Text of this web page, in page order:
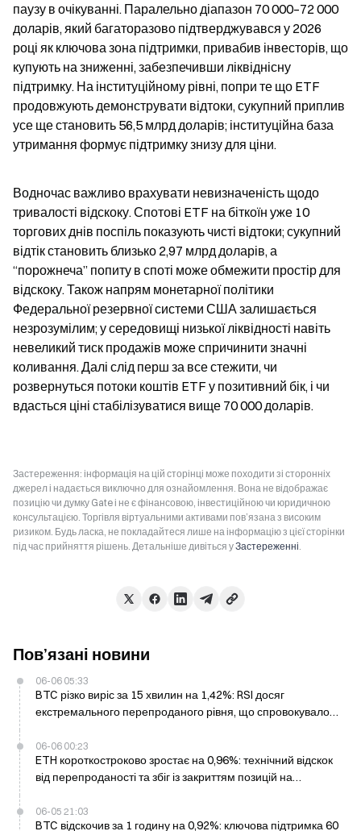
паузу в очікуванні. Паралельно діапазон 70 000–72 000
доларів, який багаторазово підтверджувався у 2026
році як ключова зона підтримки, привабив інвесторів, що
купують на зниженні, забезпечивши ліквіднісну
підтримку. На інституційному рівні, попри те що ETF
продовжують демонструвати відтоки, сукупний приплив
усе ще становить 56,5 млрд доларів; інституційна база
утримання формує підтримку знизу для ціни.
Водночас важливо врахувати невизначеність щодо
тривалості відскоку. Спотові ETF на біткоїн уже 10
торгових днів поспіль показують чисті відтоки; сукупний
відтік становить близько 2,97 млрд доларів, а
“порожнеча” попиту в споті може обмежити простір для
відскоку. Також напрям монетарної політики
Федеральної резервної системи США залишається
незрозумілим; у середовищі низької ліквідності навіть
невеликий тиск продажів може спричинити значні
коливання. Далі слід перш за все стежити, чи
розвернуться потоки коштів ETF у позитивний бік, і чи
вдасться ціні стабілізуватися вище 70 000 доларів.
Застереження: інформація на цій сторінці може походити зі сторонніх
джерел і надається виключно для ознайомлення. Вона не відображає
позицію чи думку Gate і не є фінансовою, інвестиційною чи юридичною
консультацією. Торгівля віртуальними активами пов’язана з високим
ризиком. Будь ласка, не покладайтеся лише на інформацію з цієї сторінки
під час прийняття рішень. Детальніше дивіться уЗастереженні.
Пов’язані новини
06-06 05:33
BTC різко виріс за 15 хвилин на 1,42%: RSI досяг
екстремального перепроданого рівня, що спровокувало
06-06 00:23
ETH короткостроково зростає на 0,96%: технічний відскок
від перепроданості та збіг із закриттям позицій на
06-05 21:03
BTC відскочив за 1 годину на 0,92%: ключова підтримка 60